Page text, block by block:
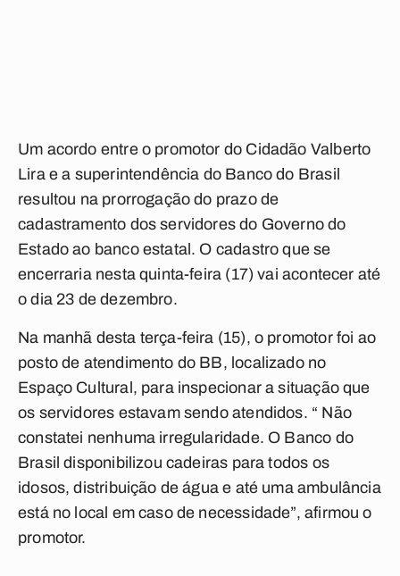
Um acordo entre o promotor do Cidadão Valberto
Lira e a superintendência do Banco do Brasil
resultou na prorrogação do prazo de
cadastramento dos servidores do Governo do
Estado ao banco estatal. O cadastro que se
encerraria nesta quinta-feira (17) vai acontecer até
o dia 23 de dezembro.
Na manhã desta terça-feira (15), o promotor foi ao
posto de atendimento do BB, localizado no
Espaço Cultural, para inspecionar a situação que
os servidores estavam sendo atendidos. “ Não
constatei nenhuma irregularidade. O Banco do
Brasil disponibilizou cadeiras para todos os
idosos, distribuição de água e até uma ambulância
está no local em caso de necessidade”, afirmou o
promotor.